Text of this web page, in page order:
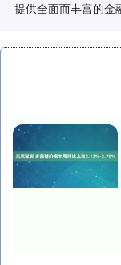
提供全面而丰富的金